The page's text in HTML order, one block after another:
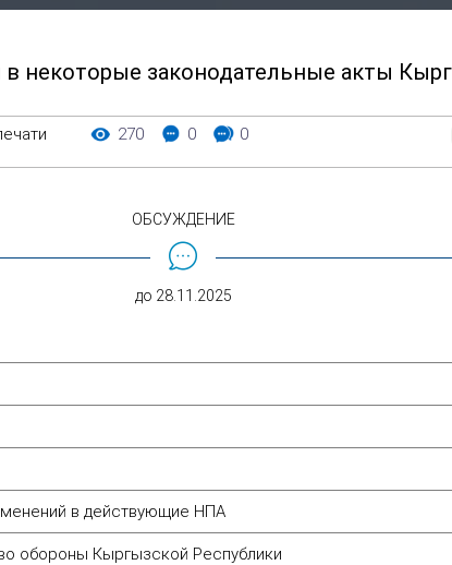
некоторые законодательные акты
Просмотры:
270 Комментарии:
0 Ответы:
0
ОБСУЖДЕНИЕ
до 28.11.2025
в действующие НПА
обороны Кыргызской Республики